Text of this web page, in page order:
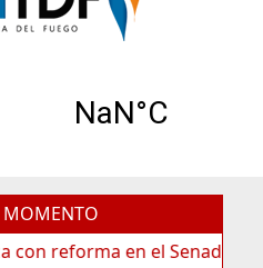
en el Senado